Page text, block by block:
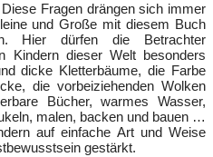
Fragen drängen sich immer
und Große mit diesem Buch
Hier dürfen die Betrachter
Kindern dieser Welt besonders
dicke Kletterbäume, die Farbe
die vorbeiziehenden Wolken
Bücher, warmes Wasser,
malen, backen und bauen …
auf einfache Art und Weise
gestärkt.